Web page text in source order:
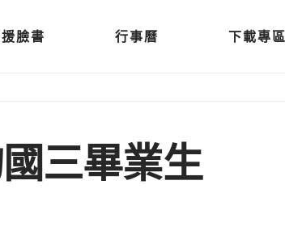
臉書 行事曆 下載專區
三畢業生